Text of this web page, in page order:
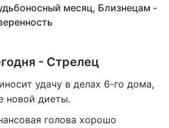
месяц, Близнецам -
- Стрелец
удачу в делах 6-го дома,
новой диеты.
голова хорошо